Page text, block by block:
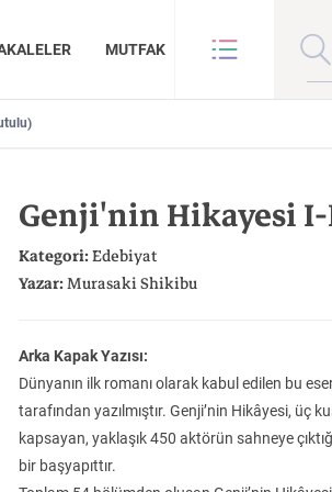
MUTFAK
Sanat
İnsan ve Toplum Çocuk Kitaplığı
Madde, Uzay ve
Zaman: Antik Teoriler ve Takipçileri
KATEGORİ:
Doğu Hilafeti’nin
BİZE ULAŞIN
Genji'nin Hikayesi
Kategori:Edebiyat
Yazar:Murasaki Shikibu
Arka Kapak Yazısı:
Dünyanın ilk romanı olarak kabul edilen bu
tarafından yazılmıştır. Genji’nin Hikâyesi, üç
kapsayan, yaklaşık 450 aktörün sahneye
bir başyapıttır.